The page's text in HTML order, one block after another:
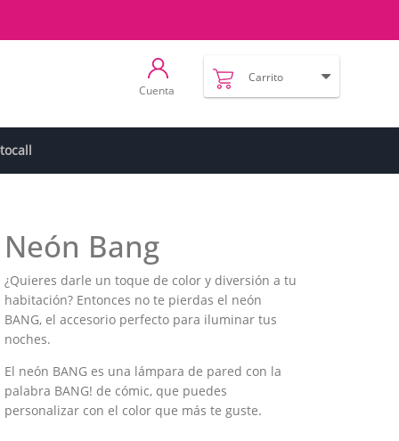
Carrito
Cuenta
Neón Bang
¿Quieres darle un toque de color y diversión a tu
habitación? Entonces no te pierdas el neón
BANG, el accesorio perfecto para iluminar tus
noches.
El neón BANG es una lámpara de pared con la
palabra BANG! de cómic, que puedes
personalizar con el color que más te guste.